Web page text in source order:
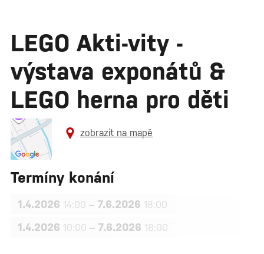
LEGO Akti-vity -
výstava exponátů &
LEGO herna pro děti
zobrazit na mapě
Termíny konání
1.4.2026 14:00 – 7.6.2026 18:00
1.4.2026 10:00 – 7.6.2026 18:00